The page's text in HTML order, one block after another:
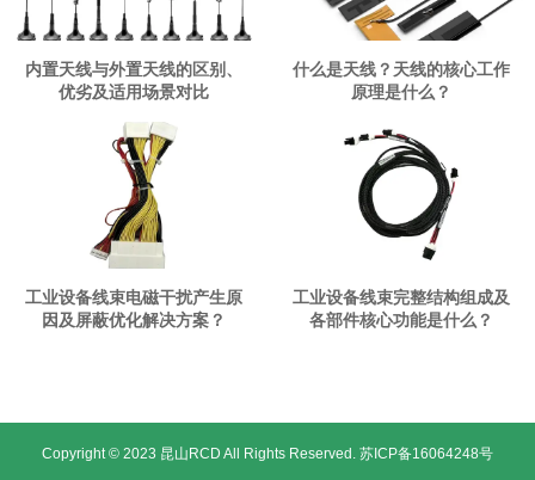
内置天线与外置天线的区别、
优劣及适用场景对比
什么是天线？天线的核心工作
原理是什么？
工业设备线束电磁干扰产生原
因及屏蔽优化解决方案？
工业设备线束完整结构组成及
各部件核心功能是什么？
Copyright © 2023 昆山RCD All Rights Reserved. 苏ICP备16064248号